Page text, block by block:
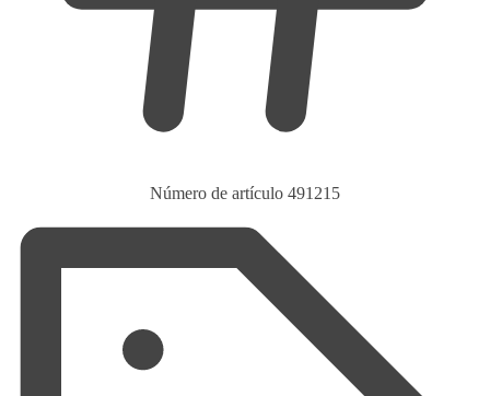
Número de artículo 491215